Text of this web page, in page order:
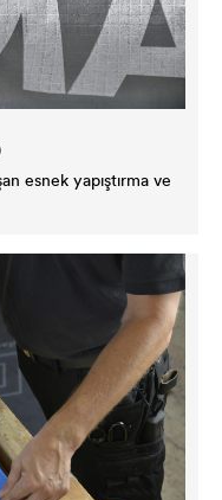
esnek yapıştırma ve